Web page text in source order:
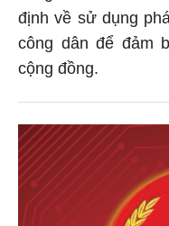
định về sử dụng
công dân để đảm
cộng đồng.